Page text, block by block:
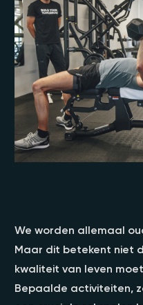
We worden allemaal
Maar dit betekent niet
kwaliteit van leven
Bepaalde activiteiten,